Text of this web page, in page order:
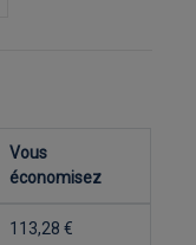
Vous
économisez
113,28 €